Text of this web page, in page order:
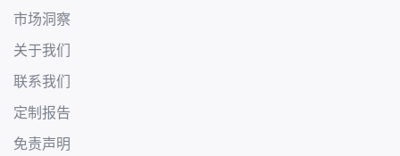
市场洞察
关于我们
联系我们
定制报告
免责声明